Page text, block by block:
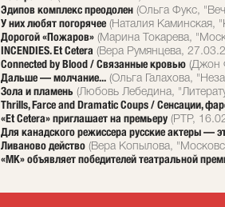
Эдипов комплекс преодолен (Ольга Фукс,
У них любят погорячее (Наталия Каминская,
Дорогой «Пожаров» (Марина Токарева,
INCENDIES. Et Cetera (Вера Румянцева,
Connected by Blood / Связанные кровью (Джон
Дальше — молчание... (Ольга Галахова,
Зола и пламень (Любовь Лебедина,
Thrills, Farce and Dramatic Coups / Сенсации,
«Et Сetera» приглашает на премьеру (РТР,
Для канадского режиссера русские актеры —
Ливаново действо (Вера Копылова,
«МК» объявляет победителей театральной